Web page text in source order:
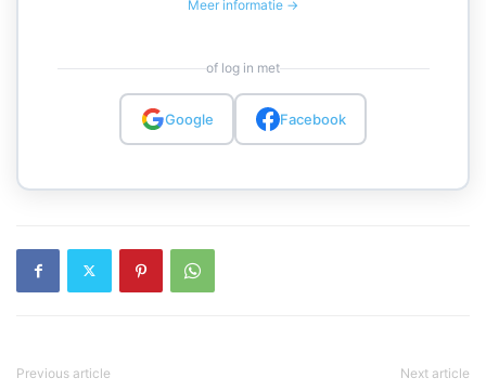
Meer informatie →
of log in met
Google Facebook
Previous article Next article